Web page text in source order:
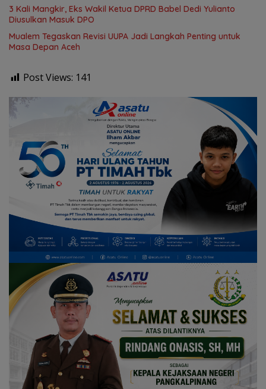
3 Kali Mangkir, Eks Wakil Ketua DPRD Babel Dedi Yulianto
Diusulkan Masuk DPO
Mualem Tegaskan Revisi UUPA Jadi Langkah Penting untuk
Masa Depan Aceh
Post Views: 141